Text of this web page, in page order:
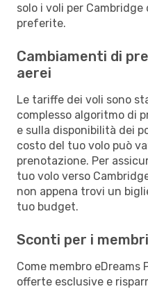
solo i voli per
preferite.
Cambiamenti di
aerei
Le tariffe dei voli sono
complesso algoritmo di
e sulla disponibilità dei
costo del tuo volo può
prenotazione. Per
tuo volo verso
non appena trovi un
tuo budget.
Sconti per i
Come membro eDreams
offerte esclusive e